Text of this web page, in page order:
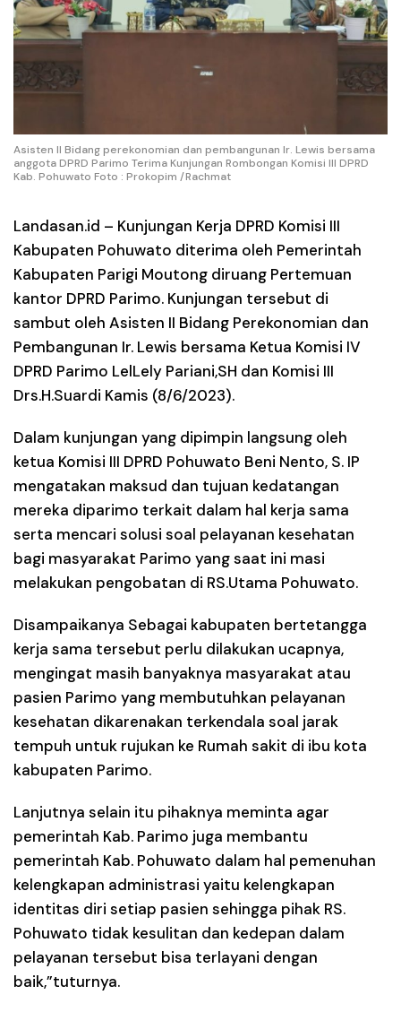
Asisten II Bidang perekonomian dan pembangunan Ir. Lewis bersama
anggota DPRD Parimo Terima Kunjungan Rombongan Komisi III DPRD
Kab. Pohuwato Foto : Prokopim /Rachmat
Landasan.id – Kunjungan Kerja DPRD Komisi III
Kabupaten Pohuwato diterima oleh Pemerintah
Kabupaten Parigi Moutong diruang Pertemuan
kantor DPRD Parimo. Kunjungan tersebut di
sambut oleh Asisten II Bidang Perekonomian dan
Pembangunan Ir. Lewis bersama Ketua Komisi IV
DPRD Parimo LelLely Pariani,SH dan Komisi III
Drs.H.Suardi Kamis (8/6/2023).
Dalam kunjungan yang dipimpin langsung oleh
ketua Komisi III DPRD Pohuwato Beni Nento, S. IP
mengatakan maksud dan tujuan kedatangan
mereka diparimo terkait dalam hal kerja sama
serta mencari solusi soal pelayanan kesehatan
bagi masyarakat Parimo yang saat ini masi
melakukan pengobatan di RS.Utama Pohuwato.
Disampaikanya Sebagai kabupaten bertetangga
kerja sama tersebut perlu dilakukan ucapnya,
mengingat masih banyaknya masyarakat atau
pasien Parimo yang membutuhkan pelayanan
kesehatan dikarenakan terkendala soal jarak
tempuh untuk rujukan ke Rumah sakit di ibu kota
kabupaten Parimo.
Lanjutnya selain itu pihaknya meminta agar
pemerintah Kab. Parimo juga membantu
pemerintah Kab. Pohuwato dalam hal pemenuhan
kelengkapan administrasi yaitu kelengkapan
identitas diri setiap pasien sehingga pihak RS.
Pohuwato tidak kesulitan dan kedepan dalam
pelayanan tersebut bisa terlayani dengan
baik,”tuturnya.